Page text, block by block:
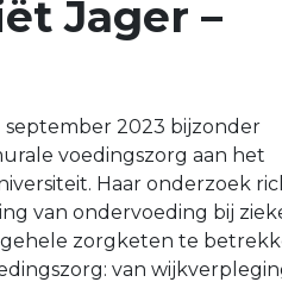
Jager –
september 2023 bijzonder
voedingszorg aan het
Haar onderzoek
van ondervoeding bij
gehele zorgketen te
van